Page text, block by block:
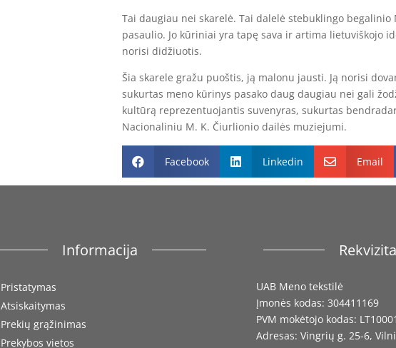
Tai daugiau nei skarelė. Tai dalelė stebuklingo begalinio
pasaulio. Jo kūriniai yra tapę sava ir artima lietuviškojo
norisi didžiuotis.
Šia skarele gražu puoštis, ją malonu jausti. Ją norisi
sukurtas meno kūrinys pasako daug daugiau nei gali
kultūrą reprezentuojantis suvenyras, sukurtas
Nacionaliniu M. K. Čiurlionio dailės muziejumi.
 Facebook  Linkedin  Email
Informacija
Pristatymas
Atsiskaitymas
Prekių grąžinimas
Prekybos vietos
UAB Meno tekstilė
Įmonės kodas: 304411169
PVM mokėtojo kodas:
Adresas: Vingrių g. 25-6,